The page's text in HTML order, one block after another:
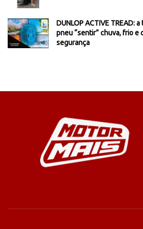
DUNLOP ACTIVE TREAD:
pneu “sentir” chuva, frio e
segurança